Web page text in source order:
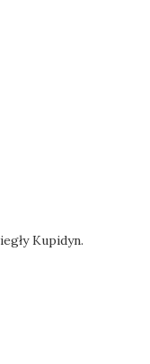
Kupidyn.